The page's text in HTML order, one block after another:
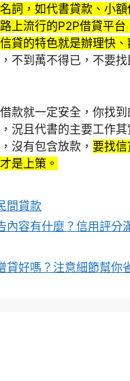
詞，如代書貸款、小
上流行的P2P借貸平台
貸的特色就是辦理快
，不到萬不得已，不要
款就一定安全，你找
況且代書的主要工作
沒有包含放款， 要找
是上策。
間貸款
內容有什麼？信用評分
貸好嗎？注意細節幫你